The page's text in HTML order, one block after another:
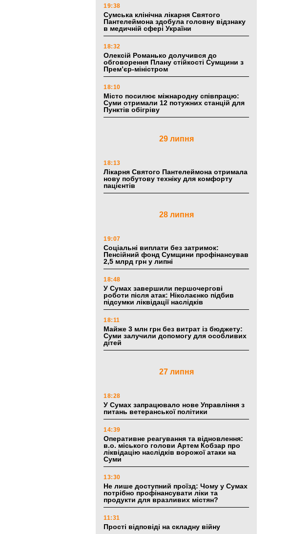
19:38
Сумська клінічна лікарня Святого
Пантелеймона здобула головну відзнаку
в медичній сфері України
18:32
Олексій Романько долучився до
обговорення Плану стійкості Сумщини з
Прем’єр-міністром
18:10
Місто посилює міжнародну співпрацю:
Суми отримали 12 потужних станцій для
Пунктів обігріву
29 липня
18:13
Лікарня Святого Пантелеймона отримала
нову побутову техніку для комфорту
пацієнтів
28 липня
19:07
Соціальні виплати без затримок:
Пенсійний фонд Сумщини профінансував
2,5 млрд грн у липні
18:48
У Сумах завершили першочергові
роботи після атак: Ніколаєнко підбив
підсумки ліквідації наслідків
18:11
Майже 3 млн грн без витрат із бюджету:
Суми залучили допомогу для особливих
дітей
27 липня
18:28
У Сумах запрацювало нове Управління з
питань ветеранської політики
14:39
Оперативне реагування та відновлення:
в.о. міського голови Артем Кобзар про
ліквідацію наслідків ворожої атаки на
Суми
13:30
Не лише доступний проїзд: Чому у Сумах
потрібно профінансувати ліки та
продукти для вразливих містян?
11:31
Прості відповіді на складну війну